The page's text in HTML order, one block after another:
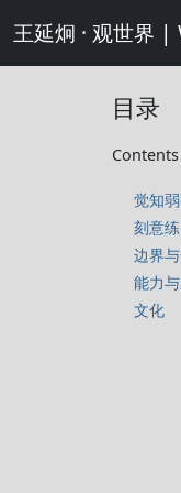
王延炯 · 观世界
目录
Contents
觉知
刻意
边界
能力
文化